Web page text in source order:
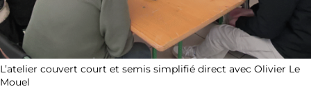
L’atelier couvert court et semis simplifié direct avec Olivier Le
Mouel